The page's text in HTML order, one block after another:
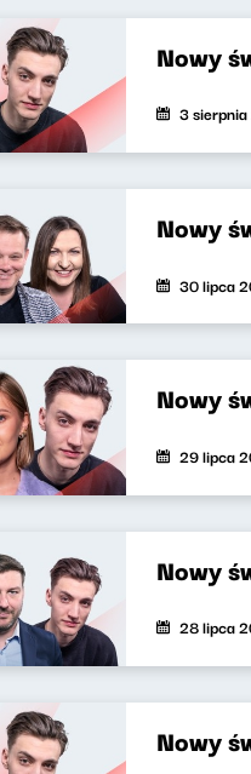
Nowy
3
Nowy
30 lipca
Nowy
29 lipca
Nowy
28 lipca
Nowy